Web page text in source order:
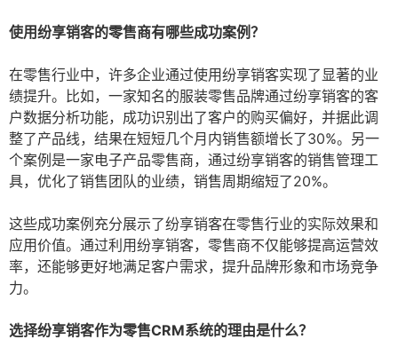
使用纷享销客的零售商有哪些成功案例？
在零售行业中，许多企业通过使用纷享销客实现了显著的业
绩提升。比如，一家知名的服装零售品牌通过纷享销客的客
户数据分析功能，成功识别出了客户的购买偏好，并据此调
整了产品线，结果在短短几个月内销售额增长了30%。另一
个案例是一家电子产品零售商，通过纷享销客的销售管理工
具，优化了销售团队的业绩，销售周期缩短了20%。
这些成功案例充分展示了纷享销客在零售行业的实际效果和
应用价值。通过利用纷享销客，零售商不仅能够提高运营效
率，还能够更好地满足客户需求，提升品牌形象和市场竞争
力。
选择纷享销客作为零售CRM系统的理由是什么？